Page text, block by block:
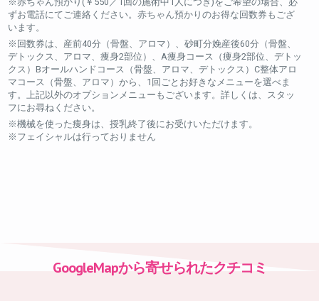
ずお電話にてご連絡ください。赤ちゃん預かりのお得な回数券もござ
います。
※回数券は、産前40分（骨盤、アロマ）、砂町分娩産後60分（骨盤、
デトックス、アロマ、痩身2部位）、A痩身コース（痩身2部位、デトッ
クス）Bオールハンドコース（骨盤、アロマ、デトックス）C整体アロ
マコース（骨盤、アロマ）から、1回ごとお好きなメニューを選べま
す。上記以外のオプションメニューもございます。詳しくは、スタッ
フにお尋ねください。
※機械を使った痩身は、授乳終了後にお受けいただけます。
※フェイシャルは行っておりません
GoogleMapから寄せられたクチコミ